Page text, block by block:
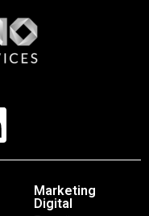
Marketing
Digital